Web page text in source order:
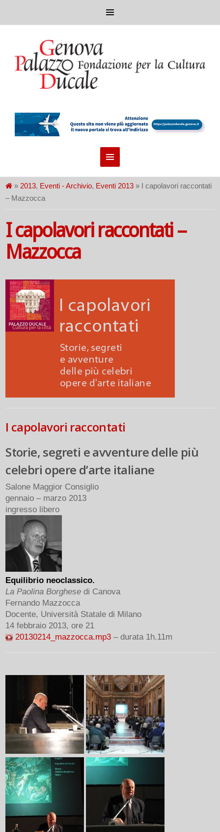
» 2013, Eventi - Archivio, Eventi 2013 » I capolavori raccontati
– Mazzocca
I capolavori raccontati –
Mazzocca
I capolavori raccontati
Storie, segreti e avventure delle più
celebri opere d’arte italiane
Salone Maggior Consiglio
gennaio – marzo 2013
ingresso libero
Equilibrio neoclassico.
La Paolina Borghese di Canova
Fernando Mazzocca
Docente, Università Statale di Milano
14 febbraio 2013, ore 21
20130214_mazzocca.mp3 – durata 1h.11m